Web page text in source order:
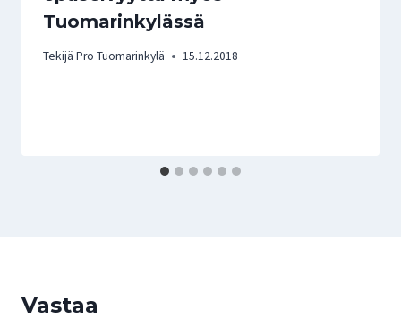
Tuomarinkylässä
Tekijä Pro Tuomarinkylä 15.12.2018
Vastaa